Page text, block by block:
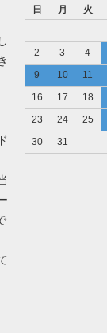
日
月 火
2
3 4
9
10 11
16
17 18
23
24 25
30
31